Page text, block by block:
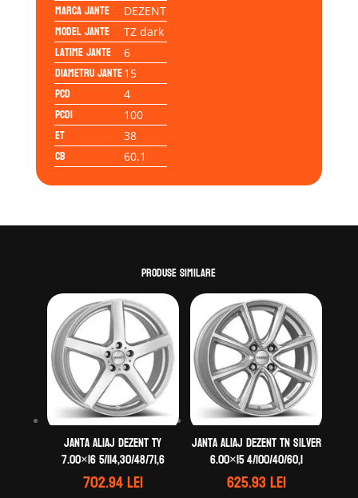
Marca jante DEZENT
Model jante TZ dark
Latime jante 6
Diametru jante15
PCD 4
PCD1 100
ET 38
CB 60.1
Produse similare
Janta aliaj DEZENT TY
7.00×16 5/114,30/48/71,6
702.94lei
Janta aliaj DEZENT TN silver
6.00×15 4/100/40/60,1
625.93lei